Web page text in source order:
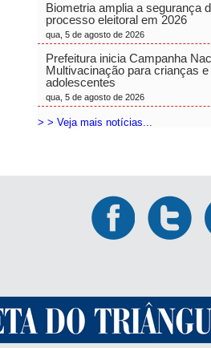
Biometria amplia a segurança
processo eleitoral em 2026
qua, 5 de agosto de 2026
Prefeitura inicia Campanha
Multivacinação para crianças e
adolescentes
qua, 5 de agosto de 2026
> > Veja mais notícias...